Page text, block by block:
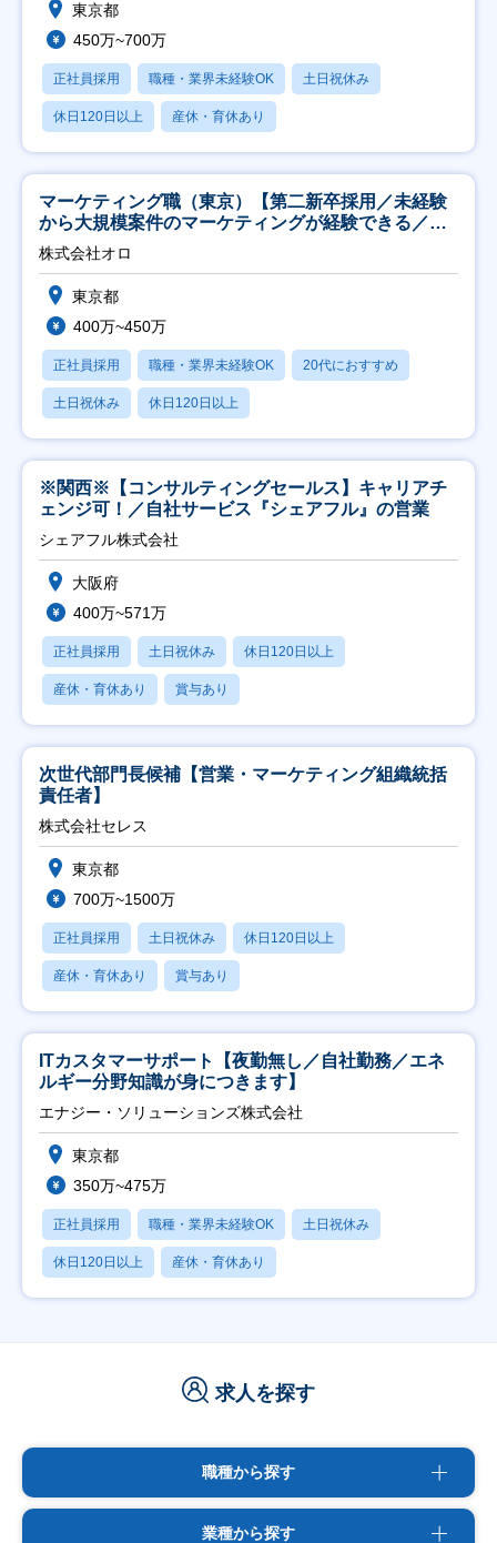
東京都
450万~700万
正社員採用 職種・業界未経験OK 土日祝休み
休日120日以上 産休・育休あり
マーケティング職（東京）【第二新卒採用／未経験
から大規模案件のマーケティングが経験できる／研
修充実】
株式会社オロ
東京都
400万~450万
正社員採用 職種・業界未経験OK 20代におすすめ
土日祝休み 休日120日以上
※関西※【コンサルティングセールス】キャリアチ
ェンジ可！／自社サービス『シェアフル』の営業
シェアフル株式会社
大阪府
400万~571万
正社員採用 土日祝休み 休日120日以上
産休・育休あり 賞与あり
次世代部門長候補【営業・マーケティング組織統括
責任者】
株式会社セレス
東京都
700万~1500万
正社員採用 土日祝休み 休日120日以上
産休・育休あり 賞与あり
ITカスタマーサポート【夜勤無し／自社勤務／エネ
ルギー分野知識が身につきます】
エナジー・ソリューションズ株式会社
東京都
350万~475万
正社員採用 職種・業界未経験OK 土日祝休み
休日120日以上 産休・育休あり
求人を探す
職種から探す
業種から探す